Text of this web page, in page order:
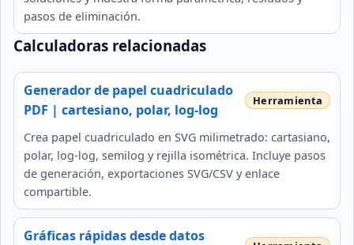
pasos de eliminación.
Calculadoras relacionadas
Generador de papel cuadriculado
PDF | cartesiano, polar, log-log
Crea papel cuadriculado en SVG milimetrado: cartasiano,
polar, log-log, semilog y rejilla isométrica. Incluye pasos
de generación, exportaciones SVG/CSV y enlace
compartible.
Gráficas rápidas desde datos